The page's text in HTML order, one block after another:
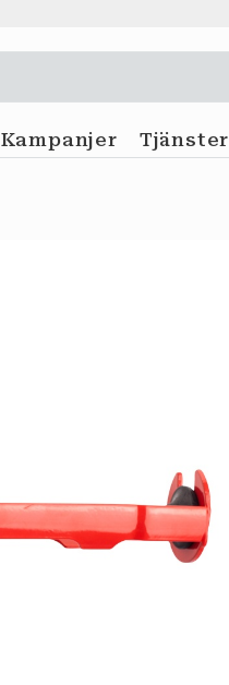
Kampanjer Tjänster